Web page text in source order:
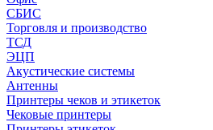
СБИС
Торговля и производство
ТСД
ЭЦП
Акустические системы
Антенны
Принтеры чеков и этикеток
Чековые принтеры